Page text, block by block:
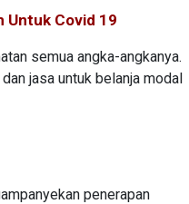
Untuk Covid 19
semua angka-angkanya.
jasa untuk belanja modal
penerapan